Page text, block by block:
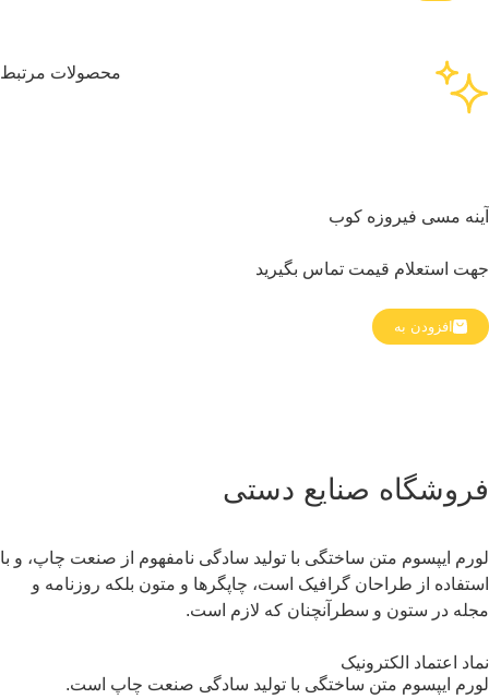
محصولات مرتبط
مسی فیروزه کوب
استعلام قیمت تماس بگیرید
افزودن به
صنایع دستی
ایپسوم متن ساختگی با تولید سادگی نامفهوم از صنعت چاپ، و با
از طراحان گرافیک است، چاپگرها و متون بلکه روزنامه و
در ستون و سطرآنچنان که لازم است.
اعتماد الکترونیک
ایپسوم متن ساختگی با تولید سادگی صنعت چاپ است.